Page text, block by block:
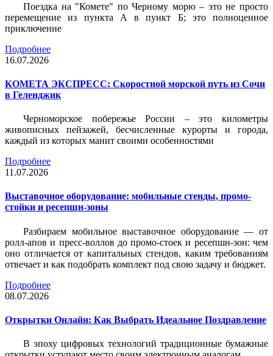
Поездка на "Комете" по Черному морю – это не просто
перемещение из пункта А в пункт Б; это полноценное
приключение
Подробнее
16.07.2026
КОМЕТА ЭКСПРЕСС: Скоростной морской путь из Сочи
в Геленджик
Черноморское побережье России – это километры
живописных пейзажей, бесчисленные курорты и города,
каждый из которых манит своими особенностями
Подробнее
11.07.2026
Выставочное оборудование: мобильные стенды, промо-
стойки и ресепшн-зоны
Разбираем мобильное выставочное оборудование — от
ролл-апов и пресс-воллов до промо-стоек и ресепшн-зон: чем
оно отличается от капитальных стендов, каким требованиям
отвечает и как подобрать комплект под свою задачу и бюджет.
Подробнее
08.07.2026
Открытки Онлайн: Как Выбрать Идеальное Поздравление
В эпоху цифровых технологий традиционные бумажные